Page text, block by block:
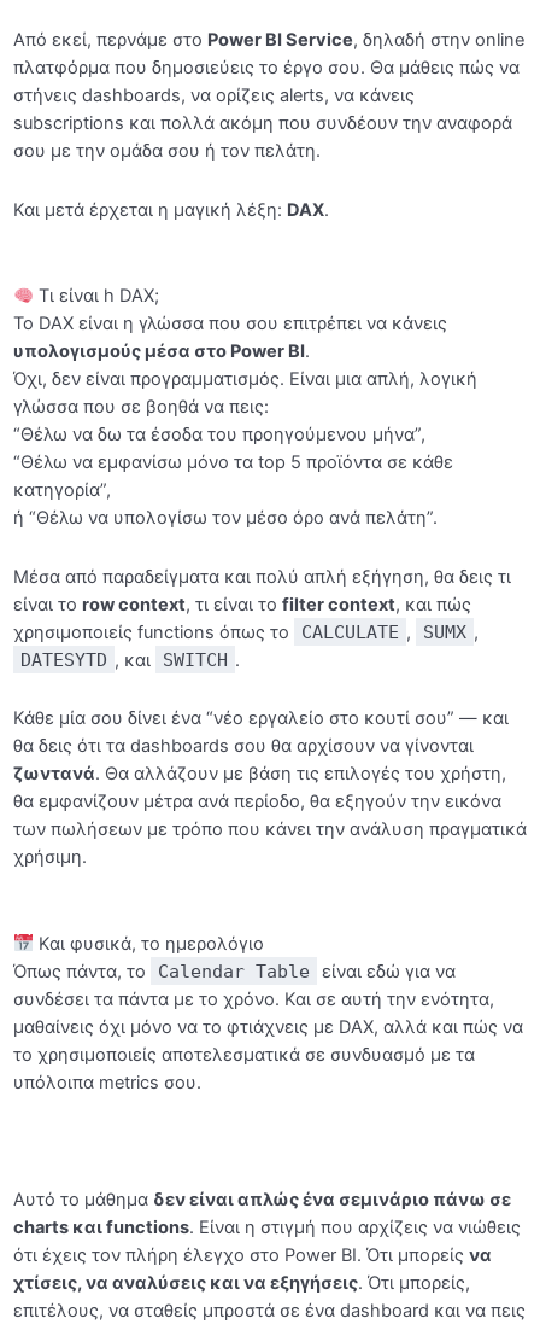
Φιλτράρισμα Δεδομένων 0/17
DAX
Calendar Table
Power BI Service
Επιπλέον Πηγές και Αξιολόγηση
Από εκεί, περνάμε στο Power BI Service, δηλαδή στην online
πλατφόρμα που δημοσιεύεις το έργο σου. Θα μάθεις πώς να
στήνεις dashboards, να ορίζεις alerts, να κάνεις
subscriptions και πολλά ακόμη που συνδέουν την αναφορά
σου με την ομάδα σου ή τον πελάτη.
Και μετά έρχεται η μαγική λέξη: DAX.
Τι είναι h DAX;
Το DAX είναι η γλώσσα που σου επιτρέπει να κάνεις
υπολογισμούς μέσα στο Power BI.
Όχι, δεν είναι προγραμματισμός. Είναι μια απλή, λογική
γλώσσα που σε βοηθά να πεις:
“Θέλω να δω τα έσοδα του προηγούμενου μήνα”,
“Θέλω να εμφανίσω μόνο τα top 5 προϊόντα σε κάθε
κατηγορία”,
ή “Θέλω να υπολογίσω τον μέσο όρο ανά πελάτη”.
Μέσα από παραδείγματα και πολύ απλή εξήγηση, θα δεις τι
είναι το row context, τι είναι το filter context, και πώς
χρησιμοποιείς functions όπως το
CALCULATE , SUMX ,
DATESYTD , και SWITCH .
Κάθε μία σου δίνει ένα “νέο εργαλείο στο κουτί σου” — και
θα δεις ότι τα dashboards σου θα αρχίσουν να γίνονται
ζωντανά. Θα αλλάζουν με βάση τις επιλογές του χρήστη,
θα εμφανίζουν μέτρα ανά περίοδο, θα εξηγούν την εικόνα
των πωλήσεων με τρόπο που κάνει την ανάλυση πραγματικά
χρήσιμη.
Και φυσικά, το ημερολόγιο
Όπως πάντα, το
Calendar Table
είναι εδώ για να
συνδέσει τα πάντα με το χρόνο. Και σε αυτή την ενότητα,
μαθαίνεις όχι μόνο να το φτιάχνεις με DAX, αλλά και πώς να
το χρησιμοποιείς αποτελεσματικά σε συνδυασμό με τα
υπόλοιπα metrics σου.
Αυτό το μάθημα δεν είναι απλώς ένα σεμινάριο πάνω σε
charts και functions. Είναι η στιγμή που αρχίζεις να νιώθεις
ότι έχεις τον πλήρη έλεγχο στο Power BI. Ότι μπορείς να
χτίσεις, να αναλύσεις και να εξηγήσεις. Ότι μπορείς,
επιτέλους, να σταθείς μπροστά σε ένα dashboard και να πεις